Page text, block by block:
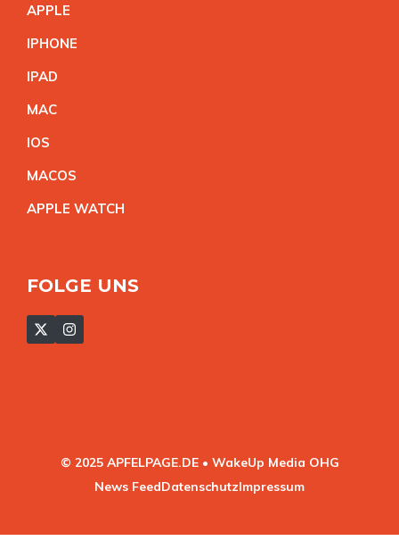
APPLE
IPHONE
IPAD
MAC
IOS
MACOS
APPLE WATCH
FOLGE UNS
© 2025 APFELPAGE.DE • WakeUp Media OHG
News FeedDatenschutzImpressum